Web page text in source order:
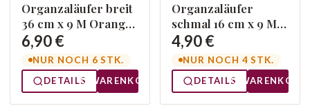
Organzaläufer breit
36 cm x 9 M Orange
005
6,90 €
NUR NOCH 6 STK.
DETAILS
WARENKORB
Organzaläufer
schmal 16 cm x 9 M
Altrosa 081
4,90 €
NUR NOCH 4 STK.
DETAILS
WARENKORB